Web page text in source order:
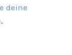
deine
.